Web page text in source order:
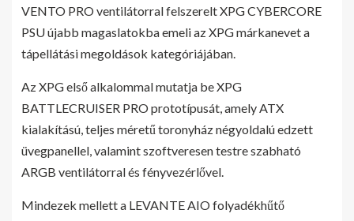
VENTO PRO ventilátorral felszerelt XPG CYBERCORE
PSU újabb magaslatokba emeli az XPG márkanevet a
tápellátási megoldások kategóriájában.
Az XPG első alkalommal mutatja be XPG
BATTLECRUISER PRO prototípusát, amely ATX
kialakítású, teljes méretű toronyház négyoldalú edzett
üvegpanellel, valamint szoftveresen testre szabható
ARGB ventilátorral és fényvezérlővel.
Mindezek mellett a LEVANTE AIO folyadékhűtő